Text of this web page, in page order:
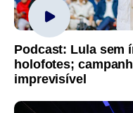
Podcast: Lula sem
holofotes;
imprevisível